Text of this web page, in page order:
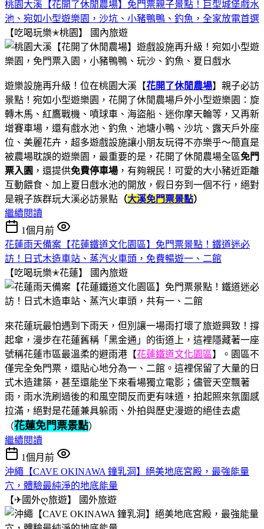
桃園大溪【花開了休閒農場】免門票親子景點！巨型城堡戲水
池、宛如小型遊樂園，沙坑、小豬鴨鴨、釣魚，全家放電首選
【吃喝玩樂✭桃園】
國內旅遊
遊樂設施再升級！位在桃園大溪【花開了休閒農場】親子必訪
景點！宛如小型遊樂園，花開了休閒農場戶外小型遊樂園：旋
轉木馬、紅鷹戰機、噴球車、海盜船、迷你摩天輪等，又再新
增賽車場，還有戲水池、釣魚、池塘小鴨、沙坑、露天戶外座
位、美麗花卉，超多遊戲設施讓小朋友玩得不亦樂乎～簡直是
被農場耽誤的遊樂園，最重要的是，花開了休閒農場全區免門
票入園 ，還提供免費停車場 ，有夠親民！可愛的大小豬近距離
互動餵食、加上夏日戲水池的開放，假日夯到一個不行，絕對
是親子族群玩大溪必訪景點 （大溪免門票景點）
繼續閱讀
1個月前
花蓮雨天備案【花蓮鐵道文化園區】免門票景點！鐵道迷必
訪！日式木造車站、蒸汽火車頭，免費暢遊一、二館
【吃喝玩樂✭花蓮】
國內旅遊
來花蓮玩最怕遇到下雨天，但別讓一場雨打壞了旅遊興致！撐
起傘，漫步在花蓮舊稱「黑金通」的街道上，這裡隱藏著一座
號稱花蓮市區最溫柔的避雨港【花蓮鐵道文化園區】。園區不
僅完全免門票，還貼心地分為一、二館。這裡保留了大量的日
式木造建築，甚至還能坐下來看場獨立電影；儘管天空飄著
雨，雨水洗刷過後的和風空間反而更有味道，拍起照來氛圍感
拉滿，絕對是花蓮兼具躲雨、外拍與歷史漫遊的絕佳去處
（花蓮免門票景點）
繼續閱讀
1個月前
沖繩【CAVE OKINAWA 鐘乳洞】絕美地底宮殿，最強能量
穴，體驗最純淨的地底能量
【✈國外ღ旅遊】
國外旅遊